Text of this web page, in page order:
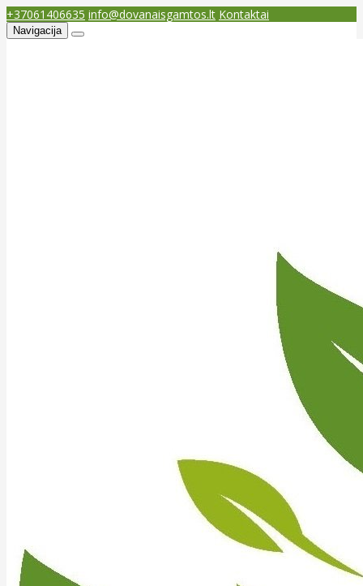
+37061406635 info@dovanaisgamtos.lt Kontaktai
Navigacija